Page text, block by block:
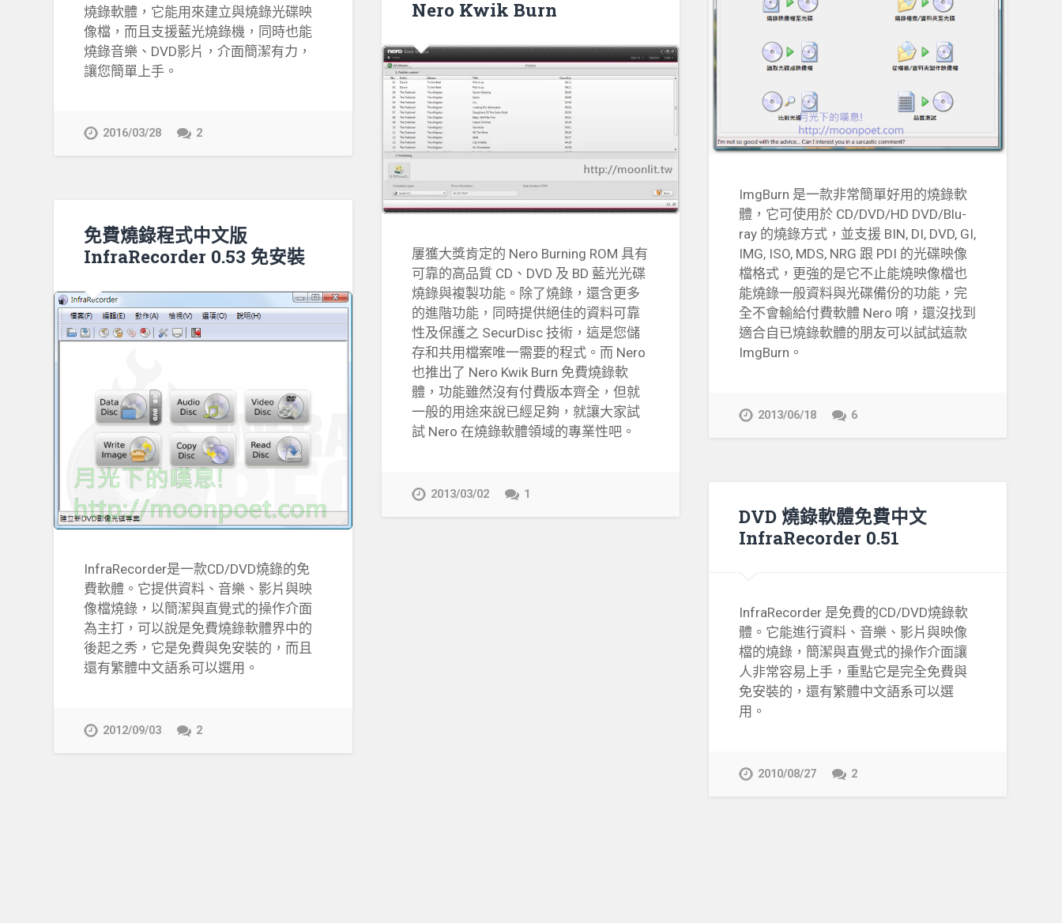
燒錄軟體，它能用來建立與燒錄光碟映
像檔，而且支援藍光燒錄機，同時也能
燒錄音樂、DVD影片，介面簡潔有力，
讓您簡單上手。
2016/03/28 2
ImgBurn 是一款非常簡單好用的燒錄軟
體，它可使用於 CD/DVD/HD DVD/Blu-
ray 的燒錄方式，並支援 BIN, DI, DVD, GI,
IMG, ISO, MDS, NRG 跟 PDI 的光碟映像
檔格式，更強的是它不止能燒映像檔也
能燒錄一般資料與光碟備份的功能，完
全不會輸給付費軟體 Nero 唷，還沒找到
適合自已燒錄軟體的朋友可以試試這款
ImgBurn。
2013/06/18 6
Nero Kwik Burn
屢獲大獎肯定的 Nero Burning ROM 具有
可靠的高品質 CD、DVD 及 BD 藍光光碟
燒錄與複製功能。除了燒錄，還含更多
的進階功能，同時提供絕佳的資料可靠
性及保護之 SecurDisc 技術，這是您儲
存和共用檔案唯一需要的程式。而 Nero
也推出了 Nero Kwik Burn 免費燒錄軟
體，功能雖然沒有付費版本齊全，但就
一般的用途來說已經足夠，就讓大家試
試 Nero 在燒錄軟體領域的專業性吧。
2013/03/02 1
免費燒錄程式中文版
InfraRecorder 0.53 免安裝
InfraRecorder是一款CD/DVD燒錄的免
費軟體。它提供資料、音樂、影片與映
像檔燒錄，以簡潔與直覺式的操作介面
為主打，可以說是免費燒錄軟體界中的
後起之秀，它是免費與免安裝的，而且
還有繁體中文語系可以選用。
2012/09/03 2
DVD 燒錄軟體免費中文
InfraRecorder 0.51
InfraRecorder 是免費的CD/DVD燒錄軟
體。它能進行資料、音樂、影片與映像
檔的燒錄，簡潔與直覺式的操作介面讓
人非常容易上手，重點它是完全免費與
免安裝的，還有繁體中文語系可以選
用。
2010/08/27 2